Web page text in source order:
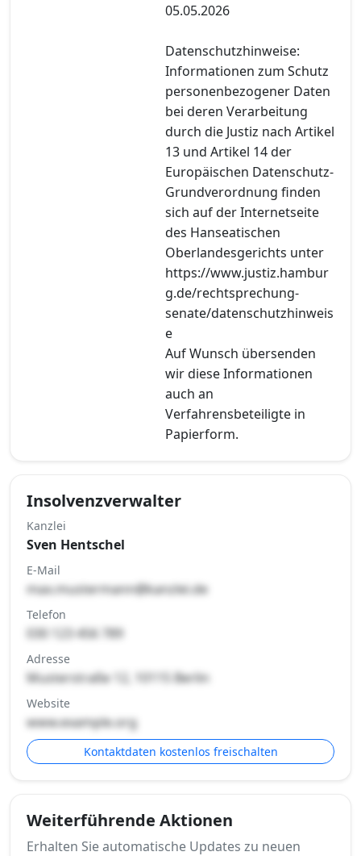
05.05.2026
Datenschutzhinweise:
Informationen zum Schutz
personenbezogener Daten
bei deren Verarbeitung
durch die Justiz nach Artikel
13 und Artikel 14 der
Europäischen Datenschutz-
Grundverordnung finden
sich auf der Internetseite
des Hanseatischen
Oberlandesgerichts unter
https://www.justiz.hambur
g.de/rechtsprechung-
senate/datenschutzhinweis
e
Auf Wunsch übersenden
wir diese Informationen
auch an
Verfahrensbeteiligte in
Papierform.
Insolvenzverwalter
Kanzlei
Sven Hentschel
E-Mail
max.mustermann@kanzlei.de
Telefon
030 123 456 789
Adresse
Musterstraße 12, 10115 Berlin
Website
www.example.org
Kontaktdaten kostenlos freischalten
Weiterführende Aktionen
Erhalten Sie automatische Updates zu neuen